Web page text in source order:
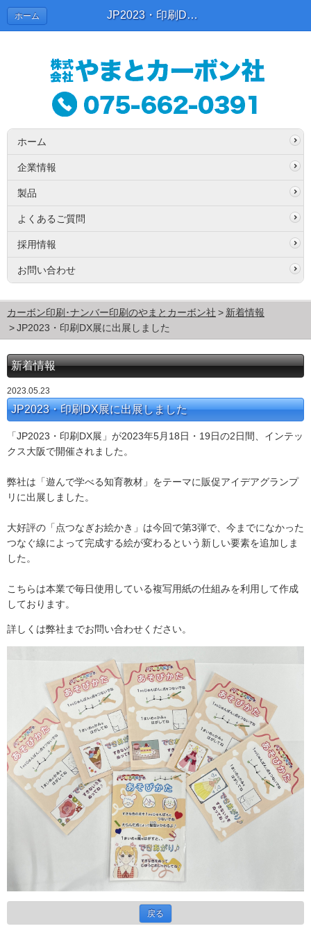
JP2023・印刷DX展に出展しました | 新着情報
ホーム
ホーム
企業情報
製品
よくあるご質問
採用情報
お問い合わせ
カーボン印刷･ナンバー印刷のやまとカーボン社
新着情報
JP2023・印刷DX展に出展しました
新着情報
2023.05.23
JP2023・印刷DX展に出展しました
「JP2023・印刷DX展」が2023年5月18日・19日の2日間、インテッ
クス大阪で開催されました。
弊社は「遊んで学べる知育教材」をテーマに販促アイデアグランプ
リに出展しました。
大好評の「点つなぎお絵かき」は今回で第3弾で、今までになかった
つなぐ線によって完成する絵が変わるという新しい要素を追加しま
した。
こちらは本業で毎日使用している複写用紙の仕組みを利用して作成
しております。
詳しくは弊社までお問い合わせください。
戻る